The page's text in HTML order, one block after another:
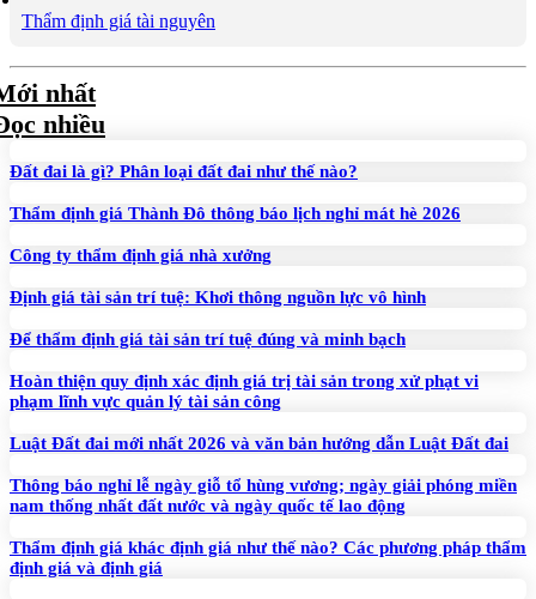
Thẩm định giá tài nguyên
nhất
nhiều
Đất đai là gì? Phân loại đất đai như thế nào?
Thẩm định giá Thành Đô thông báo lịch nghỉ mát hè 2026
Công ty thẩm định giá nhà xưởng
Định giá tài sản trí tuệ: Khơi thông nguồn lực vô hình
Để thẩm định giá tài sản trí tuệ đúng và minh bạch
Hoàn thiện quy định xác định giá trị tài sản trong xử phạt vi
phạm lĩnh vực quản lý tài sản công
Luật Đất đai mới nhất 2026 và văn bản hướng dẫn Luật Đất đai
Thông báo nghỉ lễ ngày giỗ tổ hùng vương; ngày giải phóng miền
nam thống nhất đất nước và ngày quốc tế lao động
Thẩm định giá khác định giá như thế nào? Các phương pháp thẩm
định giá và định giá